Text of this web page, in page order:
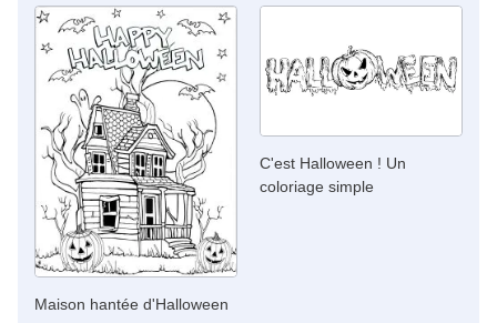
Maison hantée d'Halloween
C'est Halloween ! Un
coloriage simple